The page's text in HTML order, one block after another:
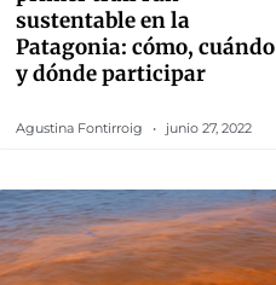
sustentable en la
Patagonia: cómo, cuándo
y dónde participar
Agustina Fontirroig junio 27, 2022